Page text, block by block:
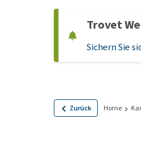
Trovet
Sichern Sie
Zurück Home